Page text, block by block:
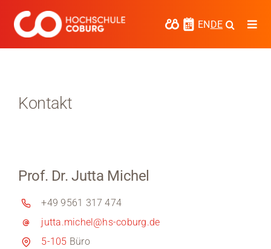
Inhalt
springen
ENDE
Regionalentwicklung
Entdecke die Region
Informationen für …
Kontakt
Prof. Dr. Jutta Michel
+49 9561 317 474
jutta.michel@hs-coburg.de
5-105 Büro